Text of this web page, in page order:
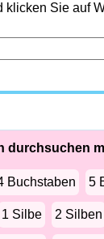
klicken Sie auf
durchsuchen
Buchstaben 5
1 Silbe 2 Silben